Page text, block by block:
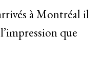
à Montréal il
que